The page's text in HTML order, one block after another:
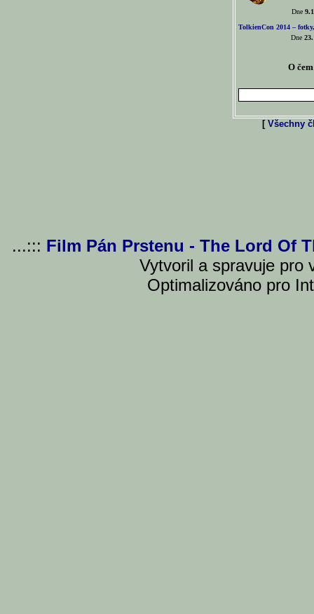
Dne
TolkienCon 2014 –
Dne
O
[ Všechny
...::: Film Pán Prstenu - The Lord Of
Vytvoril a spravuje pro
Optimalizováno pro